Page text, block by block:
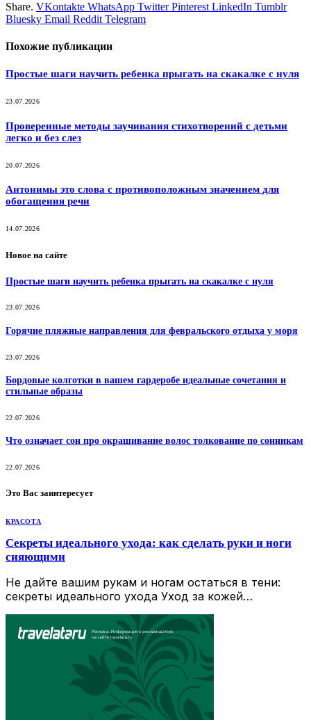
Share. VKontakte WhatsApp Twitter Pinterest LinkedIn Tumblr
Bluesky Email ‏Reddit Telegram
Похожие публикации
Простые шаги научить ребенка прыгать на скакалке с нуля
23.07.2026
Проверенные методы заучивания стихотворений с детьми
легко и без слез
20.07.2026
Антонимы это слова с противоположным значением для
обогащения речи
14.07.2026
Новое на сайте
Простые шаги научить ребенка прыгать на скакалке с нуля
23.07.2026
Горячие пляжные направления для февральского отдыха у моря
23.07.2026
Бордовые колготки в вашем гардеробе идеальные сочетания и
стильные образы
22.07.2026
Что означает сон про окрашивание волос толкование по сонникам
22.07.2026
Это Вас заинтересует
КРАСОТА
Секреты идеального ухода: как сделать руки и ноги
сияющими
Не дайте вашим рукам и ногам остаться в тени:
секреты идеального ухода Уход за кожей…